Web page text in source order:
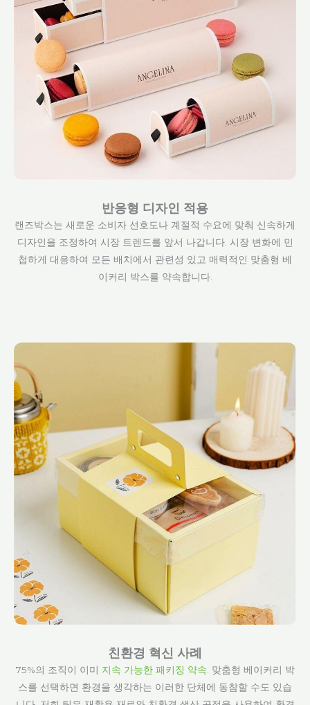
반응형 디자인 적용
랜즈박스는 새로운 소비자 선호도나 계절적 수요에 맞춰 신속하게
디자인을 조정하여 시장 트렌드를 앞서 나갑니다. 시장 변화에 민
첩하게 대응하여 모든 배치에서 관련성 있고 매력적인 맞춤형 베
이커리 박스를 약속합니다.
친환경 혁신 사례
75%의 조직이 이미 지속 가능한 패키징 약속 맞춤형 베이커리 박
스를 선택하면 환경을 생각하는 이러한 단체에 동참할 수도 있습